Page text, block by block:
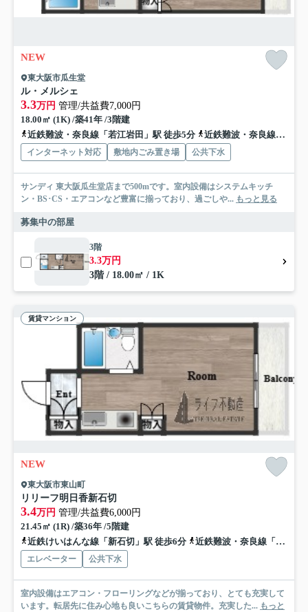
NEW
東大阪市瓜生堂
ル・メルシェ
3.3万円 管理/共益費7,000円
18.00㎡ (1K) /築41年 /3階建
近鉄難波・奈良線「若江岩田」駅 徒歩5分
近鉄難波・奈良線「八戸ノ里」駅 徒歩18分
インターネット対応 敷地内ごみ置き場 公共下水
サンディ 東大阪瓜生堂店まで500mです。室内設備はシステムキッチ
ン・BS･CS・エアコンなど豊富に揃っており、過ごしや... もっと見る
募集中の部屋
3階
3.3万円
3階 / 18.00㎡ / 1K
賃貸マンション
NEW
東大阪市東山町
リリーフ明日香新石切
3.4万円 管理/共益費6,000円
21.45㎡ (1R) /築36年 /5階建
近鉄けいはんな線「新石切」駅 徒歩6分
近鉄難波・奈良線「額田」駅 徒歩14分
エレベーター 公共下水
室内設備はエアコン・フローリングなどが揃っており、とても充実して
います。転居先に住み心地も良いこちらの賃貸物件。充実した... もっと